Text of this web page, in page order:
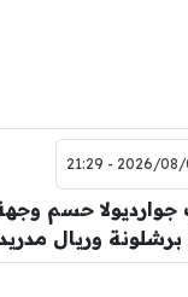
2026/08/07 -
جوارديولا حسم
برشلونة وريال